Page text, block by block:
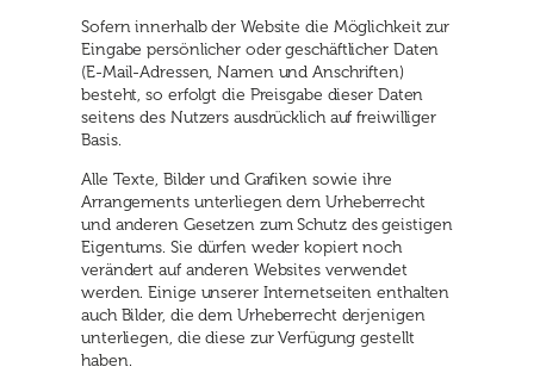
Sofern innerhalb der Website die Möglichkeit zur
Eingabe persönlicher oder geschäftlicher Daten
(E-Mail-Adressen, Namen und Anschriften)
besteht, so erfolgt die Preisgabe dieser Daten
seitens des Nutzers ausdrücklich auf freiwilliger
Basis.
Alle Texte, Bilder und Grafiken sowie ihre
Arrangements unterliegen dem Urheberrecht
und anderen Gesetzen zum Schutz des geistigen
Eigentums. Sie dürfen weder kopiert noch
verändert auf anderen Websites verwendet
werden. Einige unserer Internetseiten enthalten
auch Bilder, die dem Urheberrecht derjenigen
unterliegen, die diese zur Verfügung gestellt
haben.